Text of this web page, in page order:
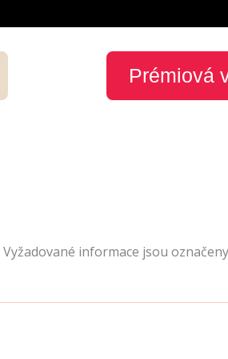
Prémiová
Vyžadované informace jsou označeny